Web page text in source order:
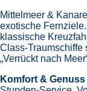
Mittelmeer &
exotische Fernziele.
klassische
Class-Traumschiffe
„Verrückt nach
Komfort &